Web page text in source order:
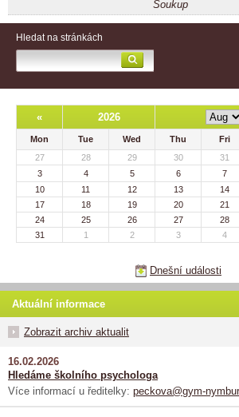
Soukup
Hledat na stránkách
« 2026
Mon Tue Wed Thu Fri
27
28 29 30 31
3
4 5 6 7
10
11 12 13 14
17
18 19 20 21
24
25 26 27 28
31
1 2 3 4
Dnešní události
Aktuální informace
Zobrazit archiv aktualit
16.02.2026
Hledáme školního psychologa
Více informací u ředitelky: peckova@gym-